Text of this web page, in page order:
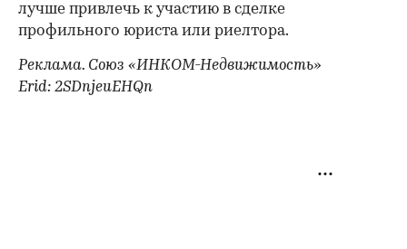
лучше привлечь к участию в сделке
профильного юриста или риелтора.
Реклама. Союз «ИНКОМ-Недвижимость»
Erid: 2SDnjeuEHQn